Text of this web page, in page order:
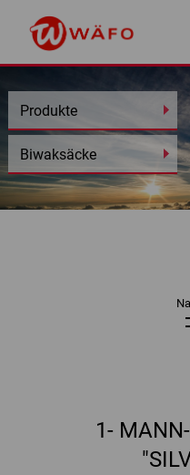
Produkte
Biwaksäcke
1-